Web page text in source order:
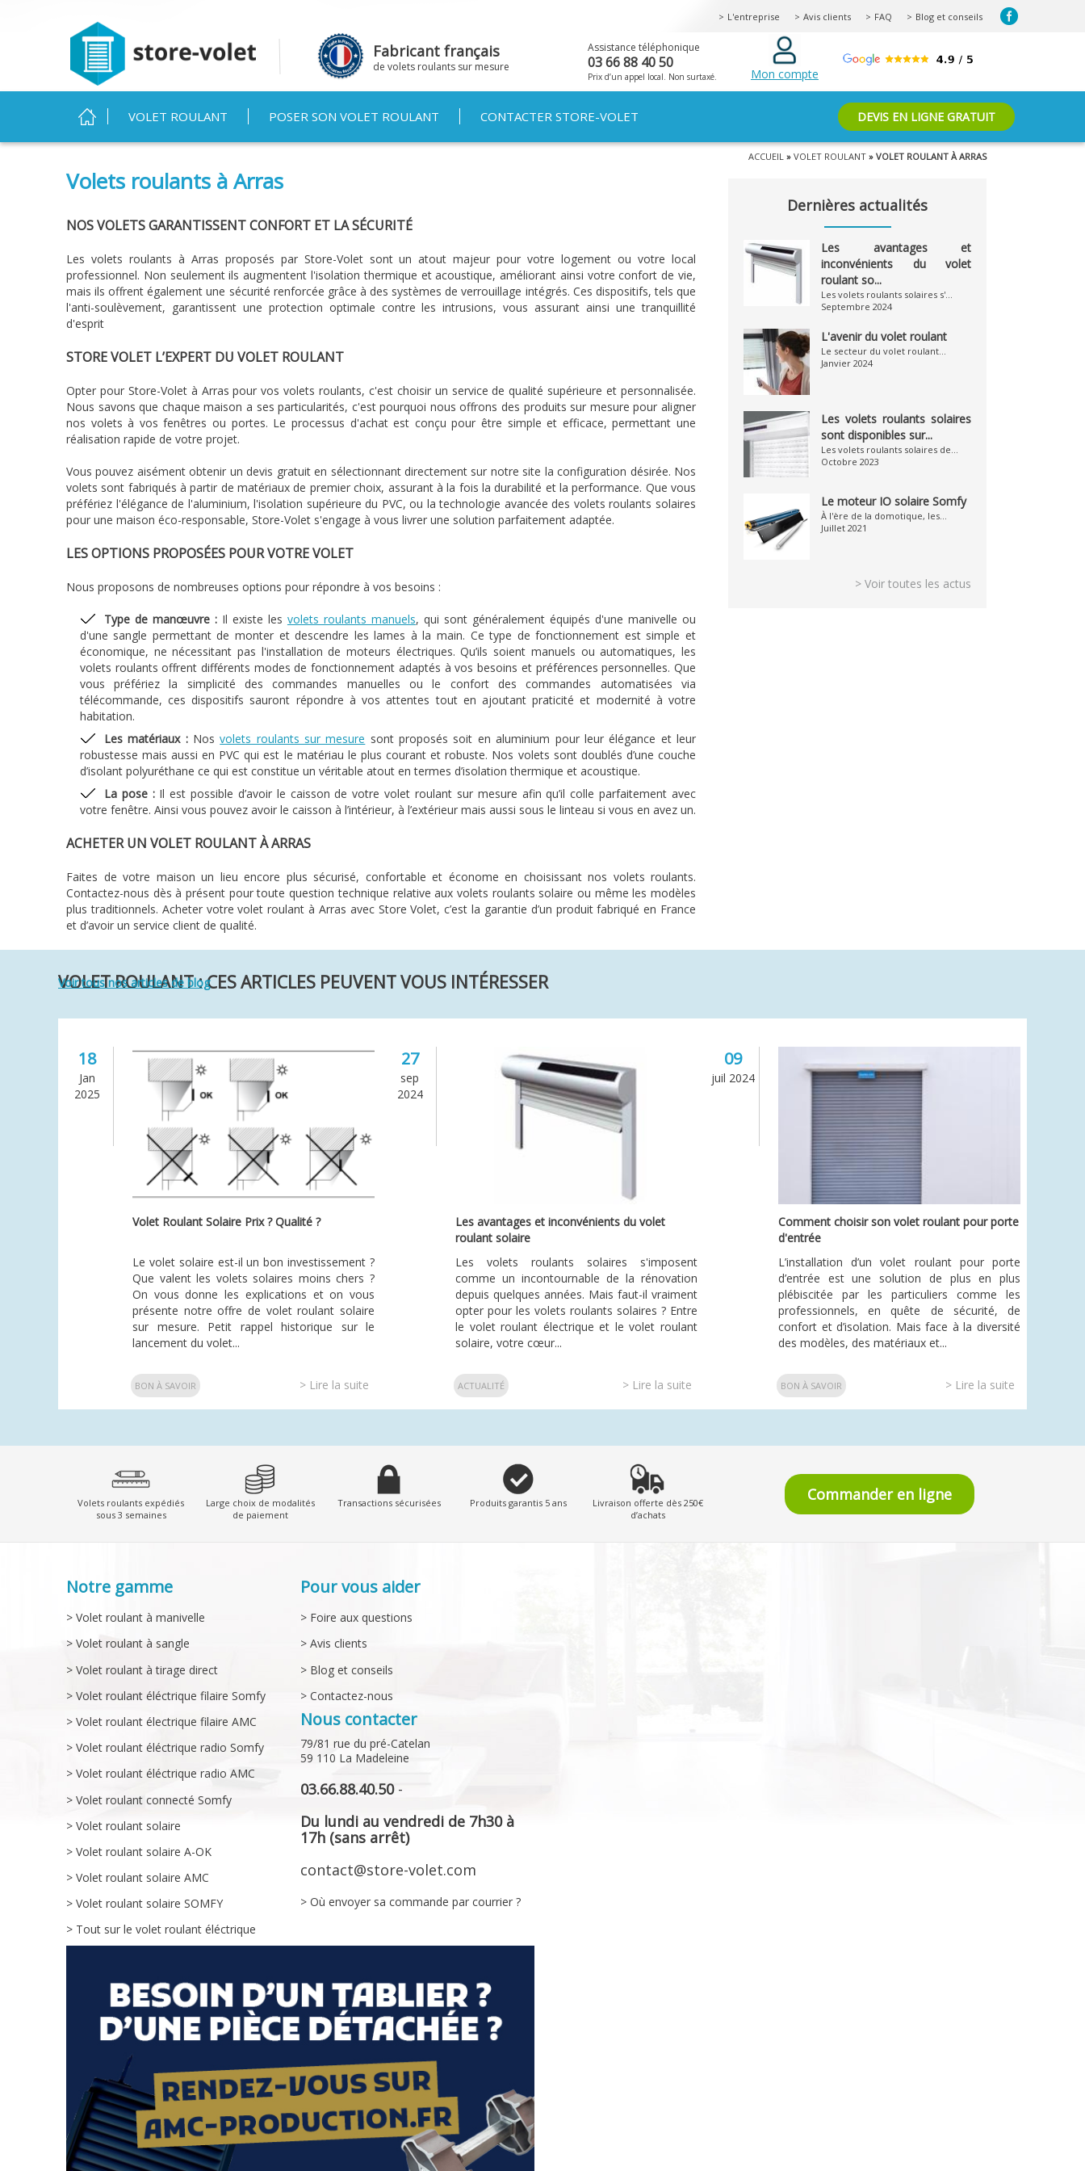
Fabricant français
de volets roulants sur mesure
L'entreprise Avis clients FAQ Blog et conseils
Assistance téléphonique
03 66 88 40 50
Prix d’un appel local. Non surtaxé. Mon compte
VOLET ROULANT
POSER SON VOLET ROULANT CONTACTER STORE-VOLET DEVIS EN LIGNE GRATUIT
Vous êtes ici ACCUEIL » VOLET ROULANT » VOLET ROULANT À ARRAS
Volets roulants à Arras
NOS VOLETS GARANTISSENT CONFORT ET LA SÉCURITÉ
Les volets roulants à Arras proposés par Store-Volet sont un atout majeur pour votre logement ou votre local
professionnel. Non seulement ils augmentent l'isolation thermique et acoustique, améliorant ainsi votre confort de vie,
mais ils offrent également une sécurité renforcée grâce à des systèmes de verrouillage intégrés. Ces dispositifs, tels que
l'anti-soulèvement, garantissent une protection optimale contre les intrusions, vous assurant ainsi une tranquillité
d'esprit
STORE VOLET L’EXPERT DU VOLET ROULANT
Opter pour Store-Volet à Arras pour vos volets roulants, c'est choisir un service de qualité supérieure et personnalisée.
Nous savons que chaque maison a ses particularités, c'est pourquoi nous offrons des produits sur mesure pour aligner
nos volets à vos fenêtres ou portes. Le processus d'achat est conçu pour être simple et efficace, permettant une
réalisation rapide de votre projet.
Vous pouvez aisément obtenir un devis gratuit en sélectionnant directement sur notre site la configuration désirée. Nos
volets sont fabriqués à partir de matériaux de premier choix, assurant à la fois la durabilité et la performance. Que vous
préfériez l'élégance de l'aluminium, l'isolation supérieure du PVC, ou la technologie avancée des volets roulants solaires
pour une maison éco-responsable, Store-Volet s'engage à vous livrer une solution parfaitement adaptée.
LES OPTIONS PROPOSÉES POUR VOTRE VOLET
Nous proposons de nombreuses options pour répondre à vos besoins :
Type de manœuvre :Il existe les volets roulants manuels, qui sont généralement équipés d'une manivelle ou
d'une sangle permettant de monter et descendre les lames à la main. Ce type de fonctionnement est simple et
économique, ne nécessitant pas l'installation de moteurs électriques. Qu’ils soient manuels ou automatiques, les
volets roulants offrent différents modes de fonctionnement adaptés à vos besoins et préférences personnelles. Que
vous préfériez la simplicité des commandes manuelles ou le confort des commandes automatisées via
télécommande, ces dispositifs sauront répondre à vos attentes tout en ajoutant praticité et modernité à votre
habitation.
Les matériaux :Nosvolets roulants sur mesure sont proposés soit en aluminium pour leur élégance et leur
robustesse mais aussi en PVC qui est le matériau le plus courant et robuste. Nos volets sont doublés d’une couche
d’isolant polyuréthane ce qui est constitue un véritable atout en termes d’isolation thermique et acoustique.
La pose :Il est possible d’avoir le caisson de votre volet roulant sur mesure afin qu’il colle parfaitement avec
votre fenêtre. Ainsi vous pouvez avoir le caisson à l’intérieur, à l’extérieur mais aussi sous le linteau si vous en avez un.
ACHETER UN VOLET ROULANT À ARRAS
Faites de votre maison un lieu encore plus sécurisé, confortable et économe en choisissant nos volets roulants.
Contactez-nous dès à présent pour toute question technique relative aux volets roulants solaire ou même les modèles
plus traditionnels. Acheter votre volet roulant à Arras avec Store Volet, c’est la garantie d’un produit fabriqué en France
et d’avoir un service client de qualité.
Dernières actualités
Les avantages et
inconvénients du volet
roulant so...
Les volets roulants solaires s'...
Septembre 2024
L'avenir du volet roulant
Le secteur du volet roulant...
Janvier 2024
Les volets roulants solaires
sont disponibles sur...
Les volets roulants solaires de...
Octobre 2023
Le moteur IO solaire Somfy
À l'ère de la domotique, les...
Juillet 2021
> Voir toutes les actus
VOLET ROULANT : CES ARTICLES PEUVENT VOUS INTÉRESSER
Voir tous nos articles de blog
18
Jan
2025
Volet Roulant Solaire Prix ? Qualité ?
Le volet solaire est-il un bon investissement ?
Que valent les volets solaires moins chers ?
On vous donne les explications et on vous
présente notre offre de volet roulant solaire
sur mesure. Petit rappel historique sur le
lancement du volet...
BON À SAVOIR > Lire la suite
27
sep
2024
Les avantages et inconvénients du volet
roulant solaire
Les volets roulants solaires s'imposent
comme un incontournable de la rénovation
depuis quelques années. Mais faut-il vraiment
opter pour les volets roulants solaires ? Entre
le volet roulant électrique et le volet roulant
solaire, votre cœur...
ACTUALITÉ > Lire la suite
09
juil 2024
Comment choisir son volet roulant pour porte
d'entrée
L’installation d’un volet roulant pour porte
d’entrée est une solution de plus en plus
plébiscitée par les particuliers comme les
professionnels, en quête de sécurité, de
confort et d’isolation. Mais face à la diversité
des modèles, des matériaux et...
BON À SAVOIR > Lire la suite
Volets roulants expédiés
sous 3 semaines
Large choix de modalités
de paiement
Transactions sécurisées Produits garantis 5 ans
Livraison offerte dès 250€
d’achats
Commander en ligne
Notre gamme
> Volet roulant à manivelle
> Volet roulant à sangle
> Volet roulant à tirage direct
> Volet roulant éléctrique filaire Somfy
> Volet roulant électrique filaire AMC
> Volet roulant éléctrique radio Somfy
> Volet roulant éléctrique radio AMC
> Volet roulant connecté Somfy
> Volet roulant solaire
> Volet roulant solaire A-OK
> Volet roulant solaire AMC
> Volet roulant solaire SOMFY
> Tout sur le volet roulant éléctrique
Pour vous aider
> Foire aux questions
> Avis clients
> Blog et conseils
> Contactez-nous
Nous contacter
79/81 rue du pré-Catelan
59 110 La Madeleine
03.66.88.40.50-
Du lundi au vendredi de 7h30 à
17h (sans arrêt)
contact@store-volet.com
> Où envoyer sa commande par courrier ?